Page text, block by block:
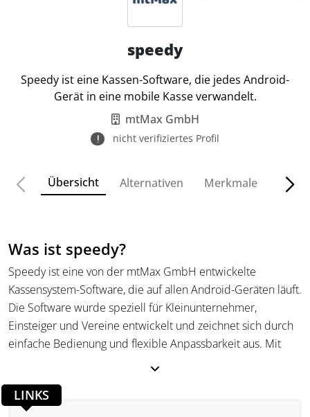
speedy
Speedy ist eine Kassen-Software, die jedes Android-
Gerät in eine mobile Kasse verwandelt.
mtMax GmbH
nicht verifiziertes Profil
Übersicht Alternativen Merkmale
Was ist speedy?
Speedy ist eine von der mtMax GmbH entwickelte
Kassensystem-Software, die auf allen Android-Geräten läuft.
Die Software wurde speziell für Kleinunternehmer,
Einsteiger und Vereine entwickelt und zeichnet sich durch
einfache Bedienung und flexible Anpassbarkeit aus. Mit
an eine bestimmte Hardware gebunden.
LINKS